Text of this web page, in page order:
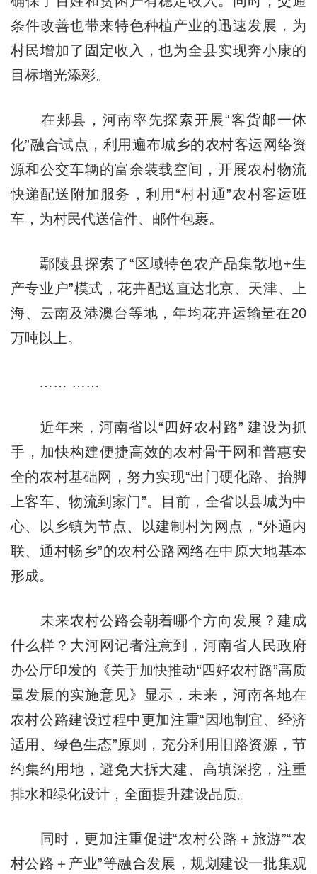
条件改善也带来特色种植产业的迅速发展，为
村民增加了固定收入，也为全县实现奔小康的
目标增光添彩。
在郏县，河南率先探索开展“客货邮一体
化”融合试点，利用遍布城乡的农村客运网络资
源和公交车辆的富余装载空间，开展农村物流
快递配送附加服务，利用“村村通”农村客运班
车，为村民代送信件、邮件包裹。
鄢陵县探索了“区域特色农产品集散地+生
产专业户”模式，花卉配送直达北京、天津、上
海、云南及港澳台等地，年均花卉运输量在20
万吨以上。
…… ……
近年来，河南省以“四好农村路” 建设为抓
手，加快构建便捷高效的农村骨干网和普惠安
全的农村基础网，努力实现“出门硬化路、抬脚
上客车、物流到家门”。目前，全省以县城为中
心、以乡镇为节点、以建制村为网点，“外通内
联、通村畅乡”的农村公路网络在中原大地基本
形成。
未来农村公路会朝着哪个方向发展？建成
什么样？大河网记者注意到，河南省人民政府
办公厅印发的《关于加快推动“四好农村路”高质
量发展的实施意见》显示，未来，河南各地在
农村公路建设过程中更加注重“因地制宜、经济
适用、绿色生态”原则，充分利用旧路资源，节
约集约用地，避免大拆大建、高填深挖，注重
排水和绿化设计，全面提升建设品质。
同时，更加注重促进“农村公路＋旅游”“农
村公路＋产业”等融合发展，规划建设一批集观